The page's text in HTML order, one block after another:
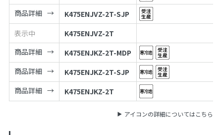
商品詳細
K475ENJVZ-2T-SJP
表示中
K475ENJVZ-2T
商品詳細
K475ENJKZ-2T-MDP
商品詳細
K475ENJKZ-2T-SJP
商品詳細
K475ENJKZ-2T
アイコンの詳細についてはこちら